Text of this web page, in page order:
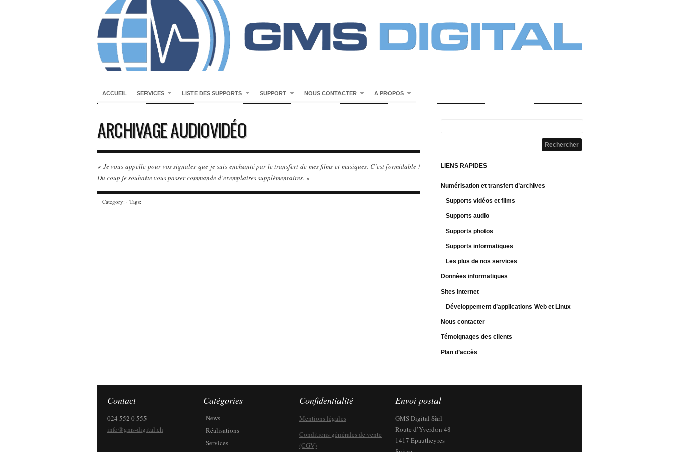
ACCUEIL SERVICES LISTE DES SUPPORTS SUPPORT NOUS CONTACTER A PROPOS
ARCHIVAGE AUDIOVIDÉO
« Je vous appelle pour vos signaler que je suis enchanté par le transfert de mes films et musiques. C’est formidable !
Du coup je souhaite vous passer commande d’exemplaires supplémentaires. »
Category: · Tags:
LIENS RAPIDES
Numérisation et transfert d’archives
Supports vidéos et films
Supports audio
Supports photos
Supports informatiques
Les plus de nos services
Données informatiques
Sites internet
Développement d’applications Web et Linux
Nous contacter
Témoignages des clients
Plan d’accès
Contact
024 552 0 555
info@gms-digital.ch
Catégories
News
Réalisations
Services
Confidentialité
Mentions légales
Conditions générales de vente
(CGV)
Envoi postal
GMS Digital Sàrl
Route d’Yverdon 48
1417 Epautheyres